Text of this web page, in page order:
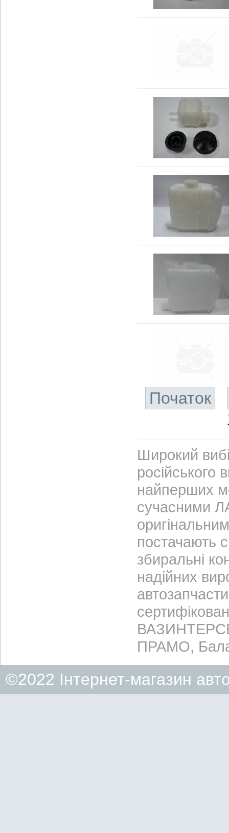
Початок
Широкий
найперших
сучасними
постачають
збиральні
надійних
ПРАМО,
©2022 Інтернет-магазин